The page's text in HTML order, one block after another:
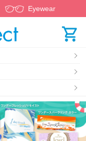
Eyewear